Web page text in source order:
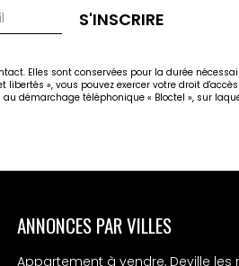
S'INSCRIRE
Elles sont conservées pour la durée
», vous pouvez exercer votre droit
démarchage téléphonique « Bloctel », sur
ANNONCES PAR VILLES
Appartement à vendre, Deville les